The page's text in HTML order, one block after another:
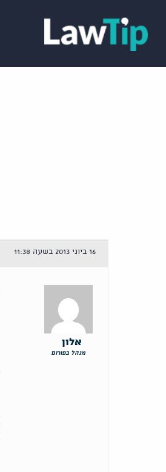
16 ביוני 2013 בשעה 11:38
אלון
מנהל בפורום